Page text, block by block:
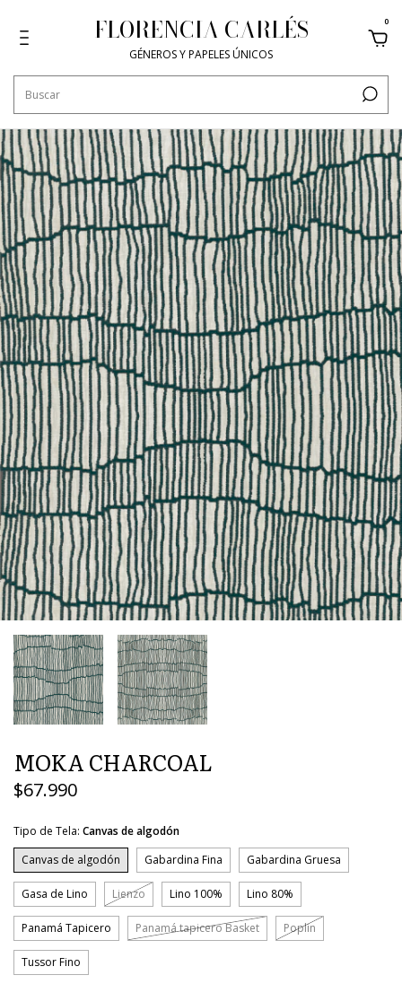
FLORENCIA CARLÉS
GÉNEROS Y PAPELES ÚNICOS
0
MOKA CHARCOAL
$67.990
Tipo de Tela: Canvas de algodón
Canvas de algodón
Gabardina Fina Gabardina Gruesa
Gasa de Lino Lienzo Lino 100% Lino 80%
Panamá Tapicero Panamá tapicero Basket Poplin
Tussor Fino